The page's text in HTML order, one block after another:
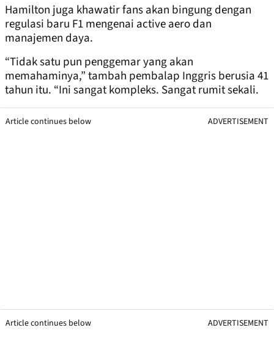
Hamilton juga khawatir fans akan bingung dengan
regulasi baru F1 mengenai active aero dan
manajemen daya.
“Tidak satu pun penggemar yang akan
memahaminya,” tambah pembalap Inggris berusia 41
tahun itu. “Ini sangat kompleks. Sangat rumit sekali.
Article continues below ADVERTISEMENT
Article continues below ADVERTISEMENT